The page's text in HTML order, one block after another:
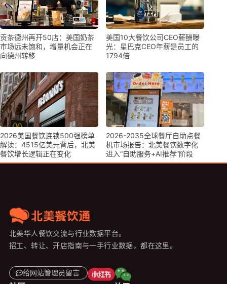
贡茶德州再开50店：美国奶茶
市场远未饱和，增量机会正在
向德州转移
美国10大餐饮公司CEO薪酬曝
光：星巴克CEO年薪是员工的
1794倍
2026美国餐饮连锁500强榜单
解读：4515亿美元背后，北美
餐饮增长逻辑正在变化
2026-2035全球餐厅自助点餐
机市场报告：北美餐饮数字化
进入“自助服务+AI推荐”阶段
北美华人餐饮交流与行业数据平台。
招工、转让、开店指南与一手行业数据，都在这里。
给网站管理员留言